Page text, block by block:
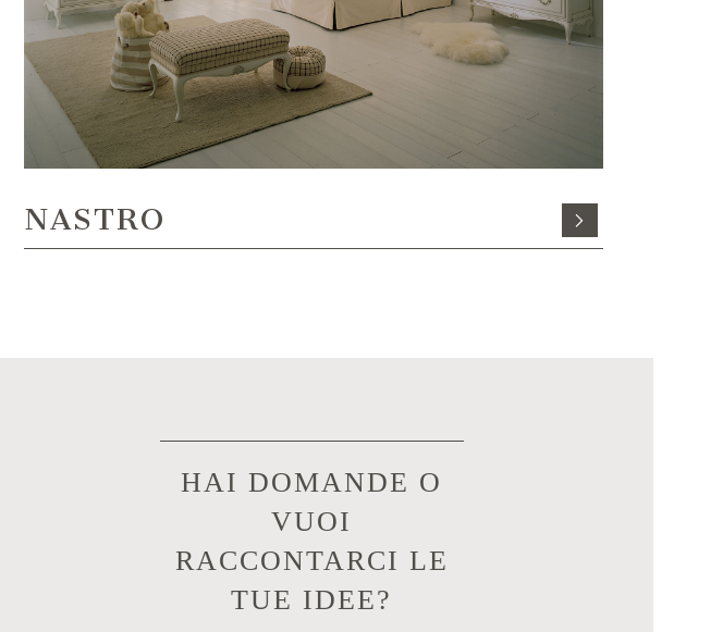
NASTRO
HAI DOMANDE O
VUOI
RACCONTARCI LE
TUE IDEE?